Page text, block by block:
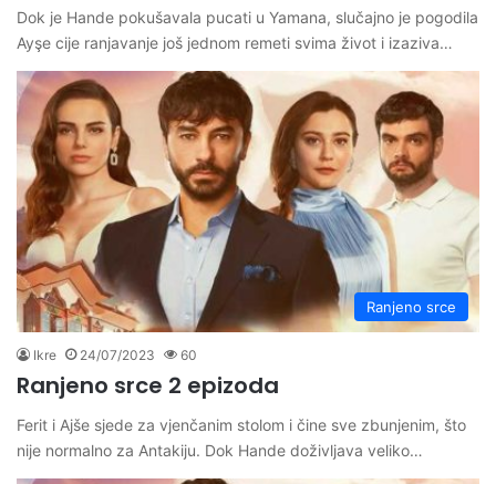
Dok je Hande pokušavala pucati u Yamana, slučajno je pogodila
Ayşe cije ranjavanje još jednom remeti svima život i izaziva…
Ranjeno srce
Ikre 24/07/2023 60
Ranjeno srce 2 epizoda
Ferit i Ajše sjede za vjenčanim stolom i čine sve zbunjenim, što
nije normalno za Antakiju. Dok Hande doživljava veliko…